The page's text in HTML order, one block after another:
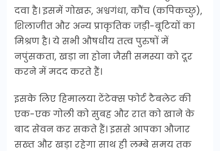
दवा है। इसमें गोखरू, अश्वगंधा, कौंच (कपिकच्छु),
शिलाजीत और अन्य प्राकृतिक जड़ी-बूटियों का
मिश्रण है। ये सभी औषधीय तत्व पुरुषों में
नपुंसकता, खड़ा ना होना जैसी समस्या को दूर
करने में मदद करते हैं।
इसके लिए हिमालया टेंटेक्स फोर्ट टैबलेट की
एक-एक गोली को सुबह और रात को खाने के
बाद सेवन कर सकते हैं। इससे आपका औजार
सख्त और खड़ा रहेगा साथ ही लम्बे समय तक